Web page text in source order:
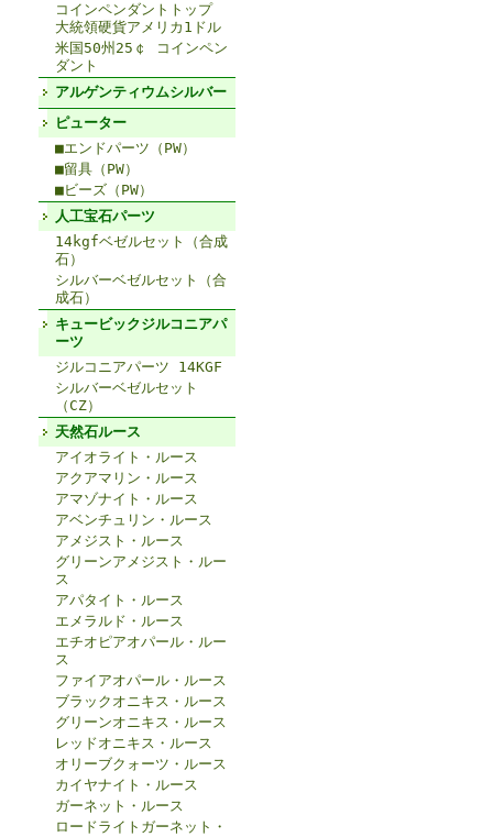
コインペンダントトップ
大統領硬貨アメリカ1ドル
米国50州25￠ コインペン
ダント
アルゲンティウムシルバー
ピューター
■エンドパーツ（PW）
■留具（PW）
■ビーズ（PW）
人工宝石パーツ
14kgfベゼルセット（合成
石）
シルバーベゼルセット（合
成石）
キュービックジルコニアパ
ーツ
ジルコニアパーツ 14KGF
シルバーベゼルセット
（CZ）
天然石ルース
アイオライト・ルース
アクアマリン・ルース
アマゾナイト・ルース
アベンチュリン・ルース
アメジスト・ルース
グリーンアメジスト・ルー
ス
アパタイト・ルース
エメラルド・ルース
エチオピアオパール・ルー
ス
ファイアオパール・ルース
ブラックオニキス・ルース
グリーンオニキス・ルース
レッドオニキス・ルース
オリーブクォーツ・ルース
カイヤナイト・ルース
ガーネット・ルース
ロードライトガーネット・